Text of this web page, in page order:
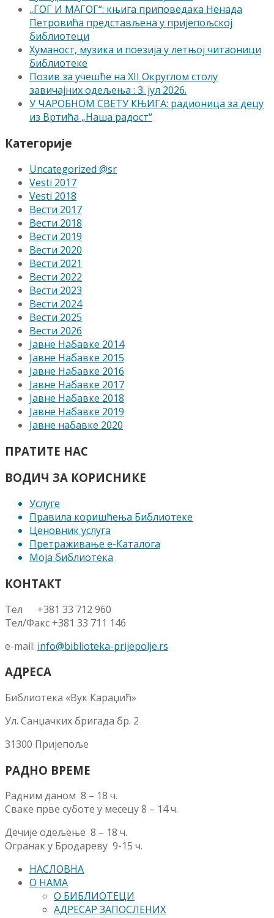
„ГОГ И МАГОГ“: књига приповедака Ненада
Петровића представљена у пријепољској
библиотеци
Хуманост, музика и поезија у летњој читаоници
библиотеке
Позив за учешће на XII Округлом столу
завичајних одељења : 3. јул 2026.
У ЧАРОБНОМ СВЕТУ КЊИГА: радионица за децу
из Вртића „Наша радост“
Категорије
Uncategorized @sr
Vesti 2017
Vesti 2018
Вести 2017
Вести 2018
Вести 2019
Вести 2020
Вести 2021
Вести 2022
Вести 2023
Вести 2024
Вести 2025
Вести 2026
Јавне Набавке 2014
Јавне Набавке 2015
Јавне Набавке 2016
Јавне Набавке 2017
Јавне Набавке 2018
Јавне Набавке 2019
Јавне набавке 2020
ПРАТИТЕ НАС
ВОДИЧ ЗА КОРИСНИКЕ
Услуге
Правила коришћења Библиотеке
Ценовник услуга
Претраживање е-Каталога
Моја библиотека
КОНТАКТ
Тел +381 33 712 960
Тел/Факс +381 33 711 146
e-mail: info@biblioteka-prijepolje.rs
АДРЕСА
Библиотека «Вук Караџић»
Ул. Санџачких бригада бр. 2
31300 Пријепоље
РАДНО ВРЕМЕ
Радним даном 8 – 18 ч.
Сваке прве суботе у месецу 8 – 14 ч.
Дечије одељење 8 – 18 ч.
Огранак у Бродареву 9-15 ч.
НАСЛОВНА
О НАМА
О БИБЛИОТЕЦИ
АДРЕСАР ЗАПОСЛЕНИХ